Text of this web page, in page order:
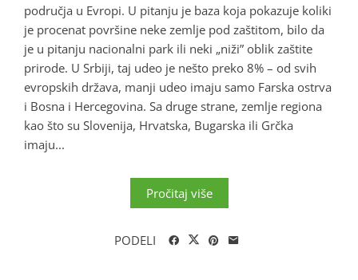
područja u Evropi. U pitanju je baza koja pokazuje koliki
je procenat površine neke zemlje pod zaštitom, bilo da
je u pitanju nacionalni park ili neki „niži” oblik zaštite
prirode. U Srbiji, taj udeo je nešto preko 8% – od svih
evropskih država, manji udeo imaju samo Farska ostrva
i Bosna i Hercegovina. Sa druge strane, zemlje regiona
kao što su Slovenija, Hrvatska, Bugarska ili Grčka
imaju...
Pročitaj više
PODELI